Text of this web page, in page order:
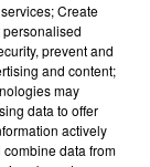
Create
prevent and
and content;
may
data to offer
actively
data from